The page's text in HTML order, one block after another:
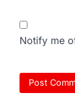
Notify me